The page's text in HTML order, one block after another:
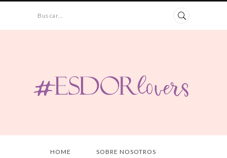
Buscar...
HOME SOBRE NOSOTROS